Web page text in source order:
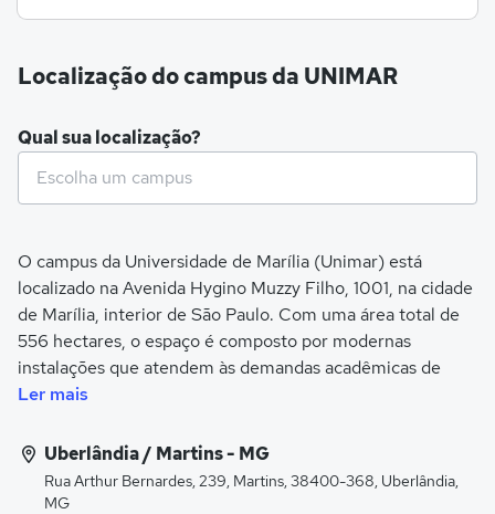
Localização do campus da UNIMAR
Qual sua localização?
O campus da Universidade de Marília (Unimar) está
localizado na Avenida Hygino Muzzy Filho, 1001, na cidade
de Marília, interior de São Paulo. Com uma área total de
556 hectares, o espaço é composto por modernas
instalações que atendem às demandas acadêmicas de
diversas áreas.
especializados, o Hospital Universitário, o Hospital
Veterinário e fazendas experimentais, que garantem o
Ler mais
Uberlândia / Martins - MG
Rua Arthur Bernardes, 239, Martins, 38400-368, Uberlândia,
MG